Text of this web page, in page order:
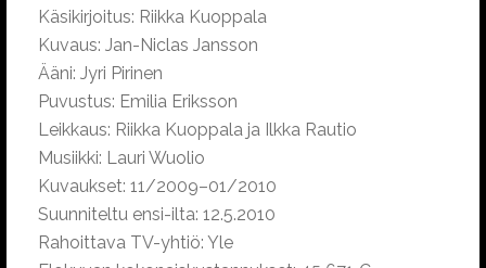
Käsikirjoitus: Riikka Kuoppala
Kuvaus: Jan-Niclas Jansson
Ääni: Jyri Pirinen
Puvustus: Emilia Eriksson
Leikkaus: Riikka Kuoppala ja Ilkka Rautio
Musiikki: Lauri Wuolio
Kuvaukset: 11/2009–01/2010
Suunniteltu ensi-ilta: 12.5.2010
Rahoittava TV-yhtiö: Yle